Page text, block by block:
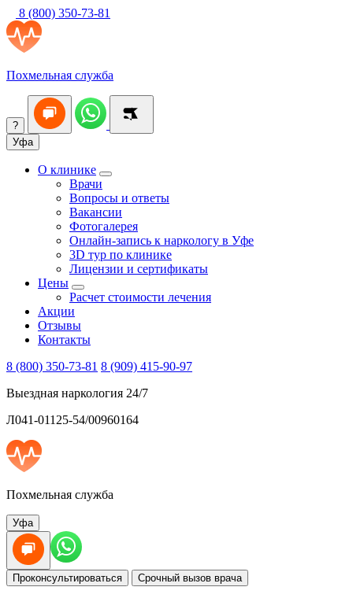
8 (800) 350-73-81
Похмельная служба
?
Уфа
О клинике
Врачи
Вопросы и ответы
Вакансии
Фотогалерея
Онлайн-запись к наркологу в Уфе
3D тур по клинике
Лицензии и сертификаты
Цены
Расчет стоимости лечения
Акции
Отзывы
Контакты
8 (800) 350-73-81 8 (909) 415-90-97
Выездная наркология 24/7
Л041-01125-54/00960164
Похмельная служба
Уфа
Проконсультироваться Срочный вызов врача